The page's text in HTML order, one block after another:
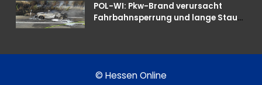
POL-WI: Pkw-Brand verursacht
Fahrbahnsperrung und lange Staus
© Hessen Online